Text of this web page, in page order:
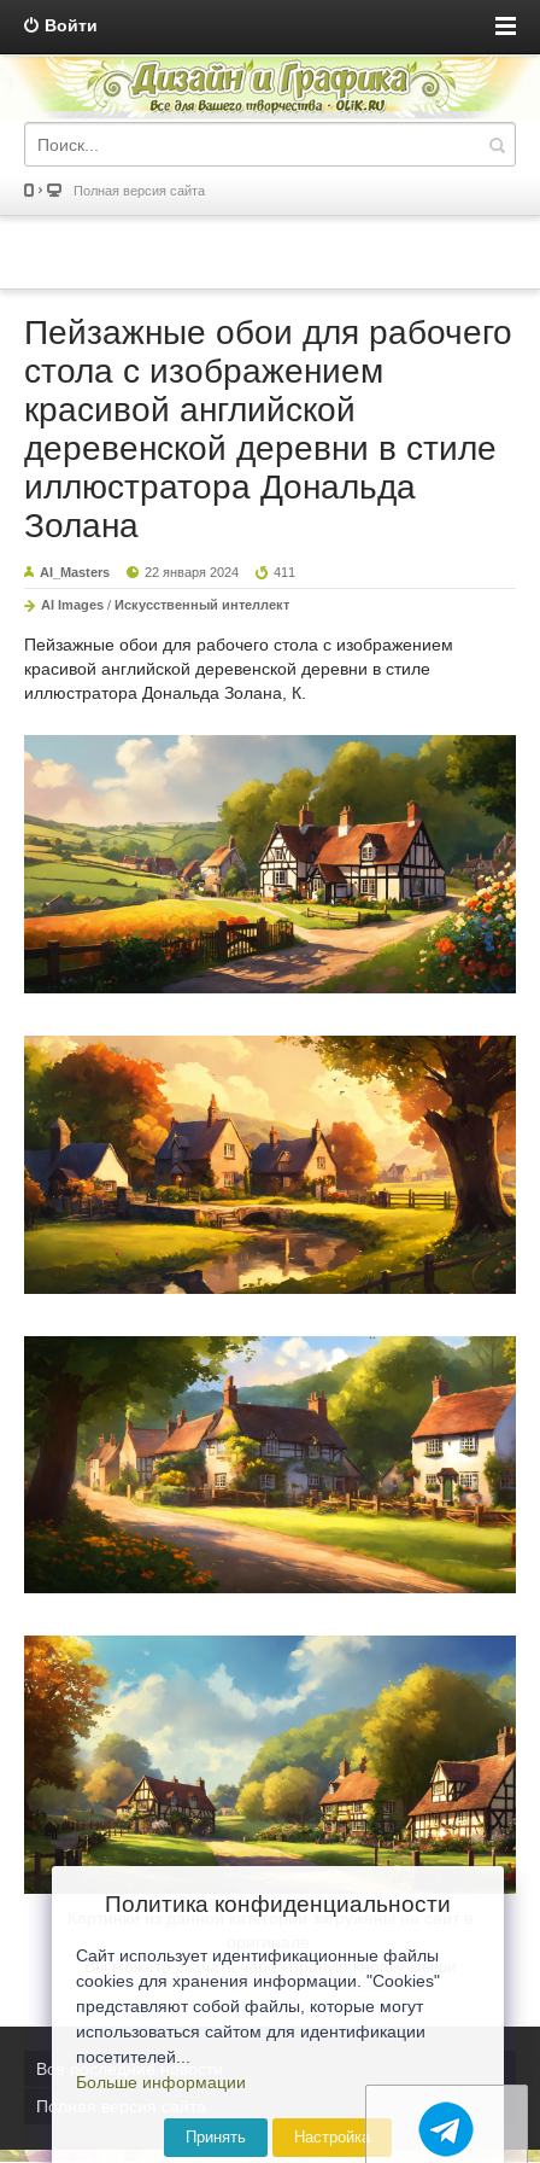
Войти
Полная версия сайта
Пейзажные обои для рабочего
стола с изображением
красивой английской
деревенской деревни в стиле
иллюстратора Дональда
Золана
AI_Masters 22 января 2024 411
AI Images / Искусственный интеллект
Пейзажные обои для рабочего стола с изображением
красивой английской деревенской деревни в стиле
иллюстратора Дональда Золана, К.
Картинки из данной категории загружены на сайт в
Вы можете скачать через правую кнопку мыши
Все последние новости
Полная версия сайта
Политика конфиденциальности
Сайт использует идентификационные файлы
cookies для хранения информации. "Cookies"
представляют собой файлы, которые могут
использоваться сайтом для идентификации
посетителей...
Больше информации
Принять Настройка